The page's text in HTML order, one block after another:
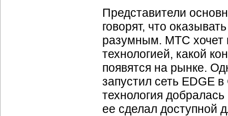
Представители
говорят, что
разумным. МТС хочет
технологией, какой
появятся на рынке.
запустил сеть EDGE
технология
ее сделал доступной